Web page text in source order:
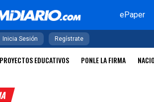
ePaper
Inicia Sesión Regístrate
PROYECTOS EDUCATIVOS PONLE LA FIRMA